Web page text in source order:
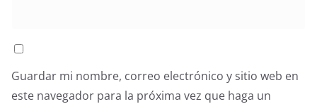
Guardar mi nombre, correo electrónico y sitio web en
este navegador para la próxima vez que haga un